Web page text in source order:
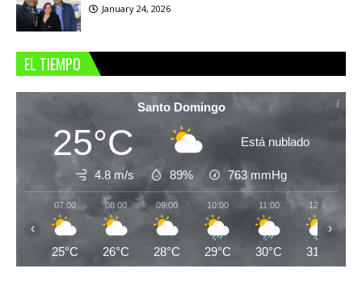
January 24, 2026
EL TIEMPO
Santo Domingo
25°C Está nublado
4.8 m/s 89% 763 mmHg
07:00
25°C
08:00
26°C
09:00
28°C
10:00
29°C
11:00
30°C
12:00
31°C
‹ ›